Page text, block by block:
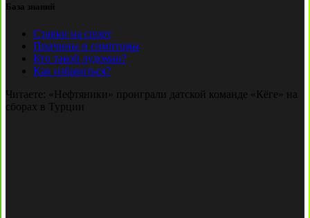
База знаний
Ставки на спорт
Причины и симптомы
Кто такой лудоман?
Как избавиться?
Читаете: «Нефтяники» проиграли датской команде «Кёге» на
сборах в Турции